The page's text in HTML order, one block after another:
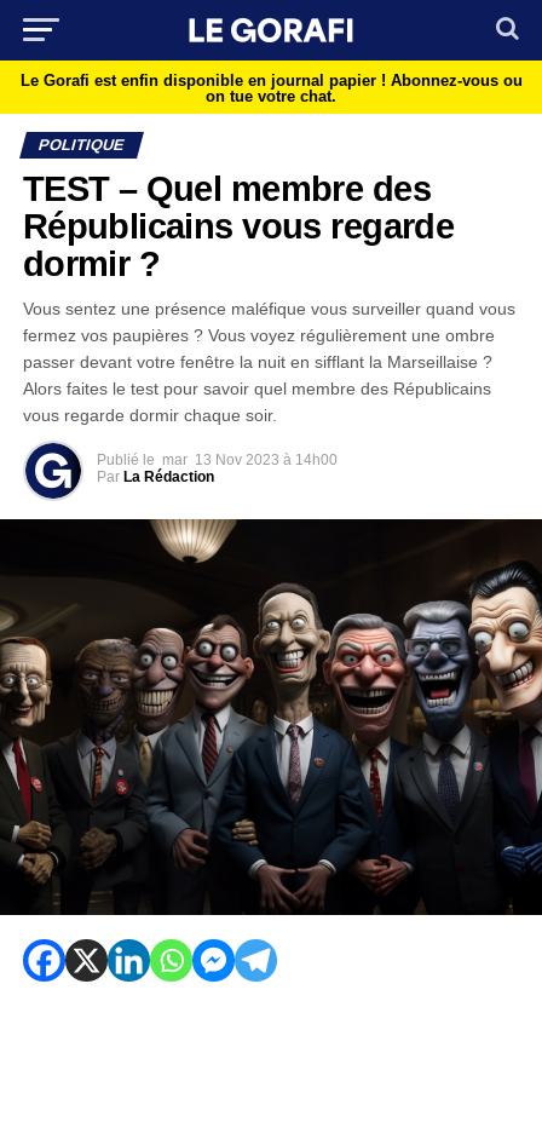
Le Gorafi est enfin disponible en journal papier ! Abonnez-vous ou
on tue votre chat.
POLITIQUE
TEST – Quel membre des
Républicains vous regarde
dormir ?
Vous sentez une présence maléfique vous surveiller quand vous
fermez vos paupières ? Vous voyez régulièrement une ombre
passer devant votre fenêtre la nuit en sifflant la Marseillaise ?
Alors faites le test pour savoir quel membre des Républicains
vous regarde dormir chaque soir.
Publié le mar 13 Nov 2023 à 14h00
Par La Rédaction